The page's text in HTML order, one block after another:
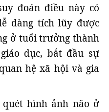
đoán điều này có
dàng tích lũy được
ở tuổi trưởng thành
dục, bắt đầu sự
hệ xã hội và gia
hình ảnh não ở